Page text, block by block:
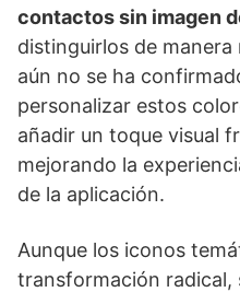
contactos sin imagen
distinguirlos de
aún no se ha
personalizar estos
añadir un toque visual
mejorando la
de la aplicación.
Aunque los iconos
transformación radical,